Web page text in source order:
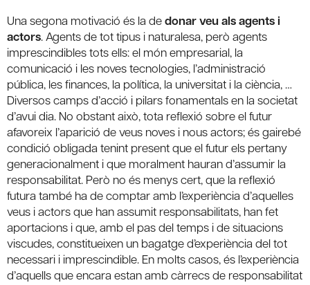
Una segona motivació és la dedonar veu als agents i
actors. Agents de tot tipus i naturalesa, però agents
imprescindibles tots ells: el món empresarial, la
comunicació i les noves tecnologies, l’administració
pública, les finances, la política, la universitat i la ciència, …
Diversos camps d’acció i pilars fonamentals en la societat
d’avui dia. No obstant això, tota reflexió sobre el futur
afavoreix l’aparició de veus noves i nous actors; és gairebé
condició obligada tenint present que el futur els pertany
generacionalment i que moralment hauran d’assumir la
responsabilitat. Però no és menys cert, que la reflexió
futura també ha de comptar amb l’experiència d’aquelles
veus i actors que han assumit responsabilitats, han fet
aportacions i que, amb el pas del temps i de situacions
viscudes, constitueixen un bagatge d’experiència del tot
necessari i imprescindible. En molts casos, és l’experiència
d’aquells que encara estan amb càrrecs de responsabilitat